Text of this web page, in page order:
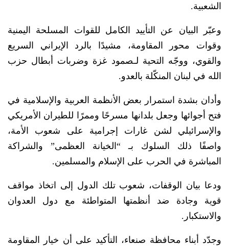
الشعبية.
وعبّر البيان عن التأييد الكامل للقوات المسلحة اليمنية
وقوات محور المقاومة، مشيدًا بالرد الإيراني السريع
والقوي، ووجّه التحية لـصمود غزة وضربات أبطال حزب
الله في لبنان المنكّلة بالعدو.
وأدان بشدة استمرار بعض الأنظمة العربية والإسلامية في
فتح أجوائها وجعل بلدانها مسرحًا وممرًا للطيران الأمريكي
والإسرائيلي لشن غارات إجرامية على شعوب الأمة،
واصفًا ذلك السلوك بـ “الخيانة العظمى” والشراكة
المباشرة في الحرب على الإسلام والمسلمين.
ودعا بيان الوقفات، شعوب تلك الدول إلى اتخاذ مواقف
قوية وجادة ضد أنظمتها المتواطئة مع دول العدوان
والاستكبار.
وجدّد أبناء محافظة صنعاء، التأكيد على أن خيار المقاومة